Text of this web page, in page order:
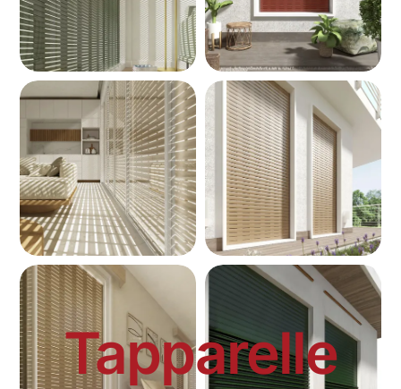
Tapparelle